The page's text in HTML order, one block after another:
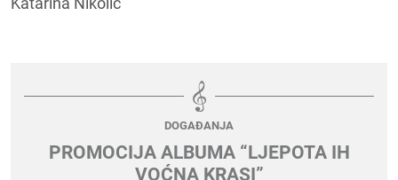
DOGAĐANJA
PROMOCIJA ALBUMA “LJEPOTA IH
VOĆNA KRASI”